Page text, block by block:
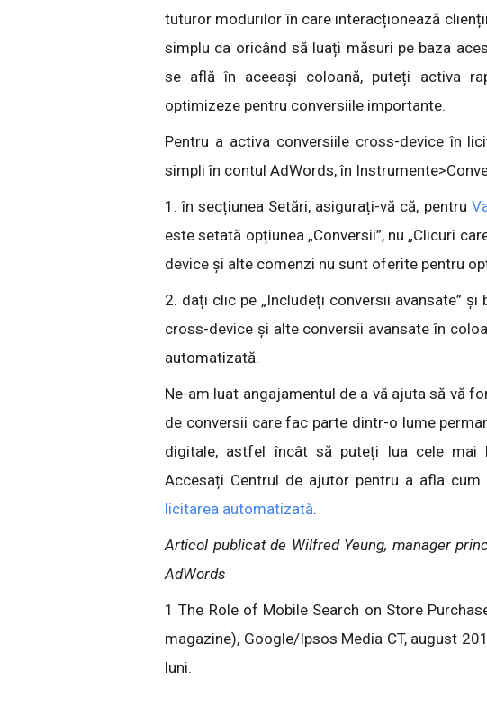
tuturor modurilor în care interacționează
simplu ca oricând să luați măsuri pe baza
se află în aceeași coloană, puteți activa
optimizeze pentru conversiile importante.
Pentru a activa conversiile cross-device în
simpli în contul AdWords, în
1. în secțiunea Setări, asigurați-vă că, pentru
este setată opțiunea „Conversii”, nu „Clicuri
device și alte comenzi nu sunt oferite pentru
2. dați clic pe „Includeți conversii avansate”
cross-device și alte conversii avansate în
automatizată.
Ne-am luat angajamentul de a vă ajuta să vă
de conversii care fac parte dintr-o lume
digitale, astfel încât să puteți lua cele mai
Accesați Centrul de ajutor pentru a afla cum
licitarea automatizată.
Articol publicat de Wilfred Yeung, manager
AdWords
1 The Role of Mobile Search on Store
magazine), Google/Ipsos Media CT, august
luni.